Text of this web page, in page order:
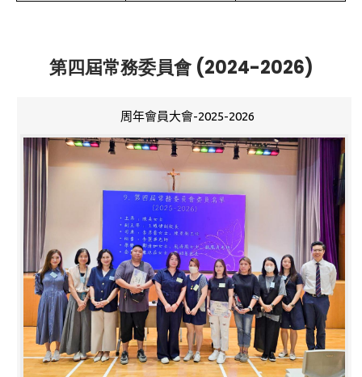
第四屆常務委員會 (2024-2026)
周年會員大會-2025-2026